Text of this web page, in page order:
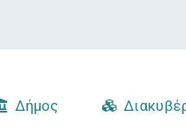
Δήμος